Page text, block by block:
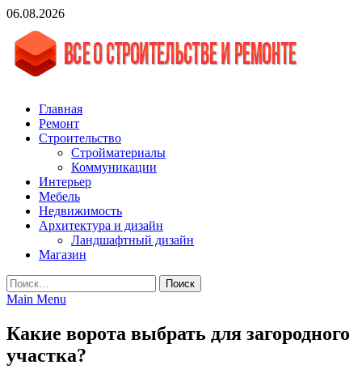
Skip
content
06.08.2026
vgasa.ru
Строительный журнал. Всё о строительстве и ремонтах
Главная
Ремонт
Строительство
Стройматериалы
Коммуникации
Интерьер
Мебель
Недвижимость
Архитектура и дизайн
Ландшафтный дизайн
Магазин
Найти:
Main Menu
Какие ворота выбрать для загородного
участка?